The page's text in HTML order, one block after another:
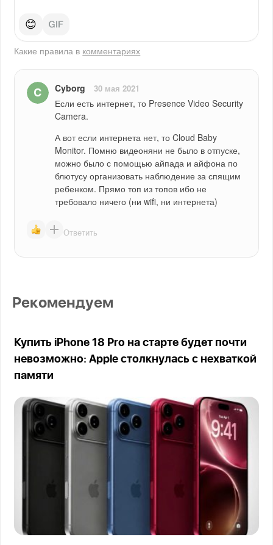
😊
Какие правила в комментариях
Cyborg 30 мая 2021
Если есть интернет, то Presence Video Security
Camera.
А вот если интернета нет, то Cloud Baby
Monitor. Помню видеоняни не было в отпуске,
можно было с помощью айпада и айфона по
блютусу организовать наблюдение за спящим
ребенком. Прямо топ из топов ибо не
требовало ничего (ни wifi, ни интернета)
Ответить
Рекомендуем
Купить iPhone 18 Pro на старте будет почти
невозможно: Apple столкнулась с нехваткой
памяти